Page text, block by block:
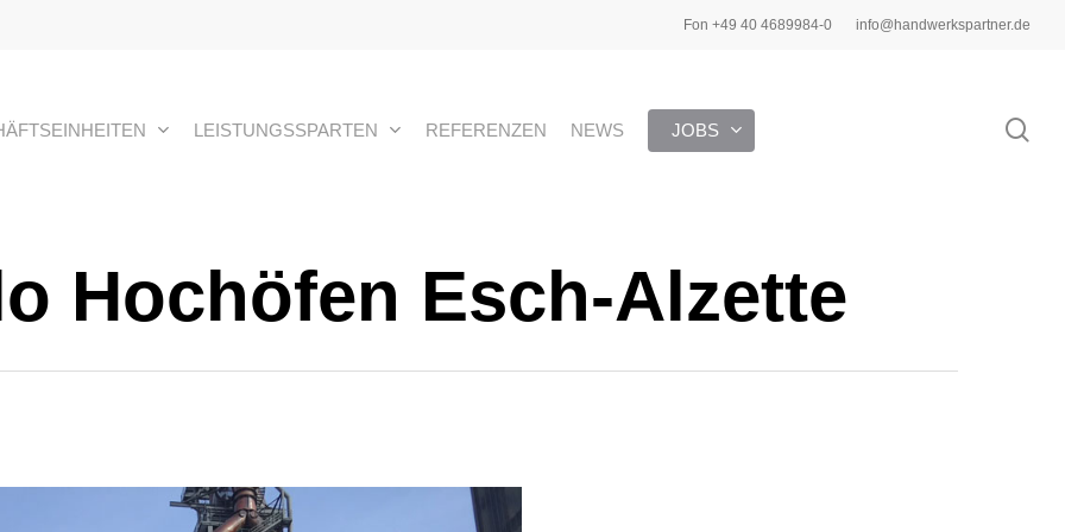
Fon +49 40 4689984-0 info@handwerkspartner.de
LEISTUNGSSPARTEN REFERENZEN NEWS JOBS
Hochöfen Esch-Alzette